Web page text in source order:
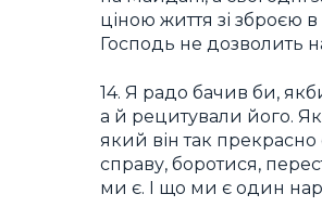
ціною життя зі зброєю
Господь не дозволить
14. Я радо бачив би,
а й рецитували його.
який він так
справу, боротися,
ми є. І що ми є один